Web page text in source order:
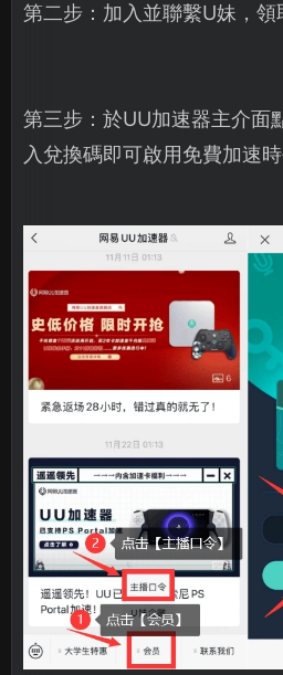
第二步：加入並聯繫U妹，領
第三步：於UU加速器主介面
入兌換碼即可啟用免費加速時